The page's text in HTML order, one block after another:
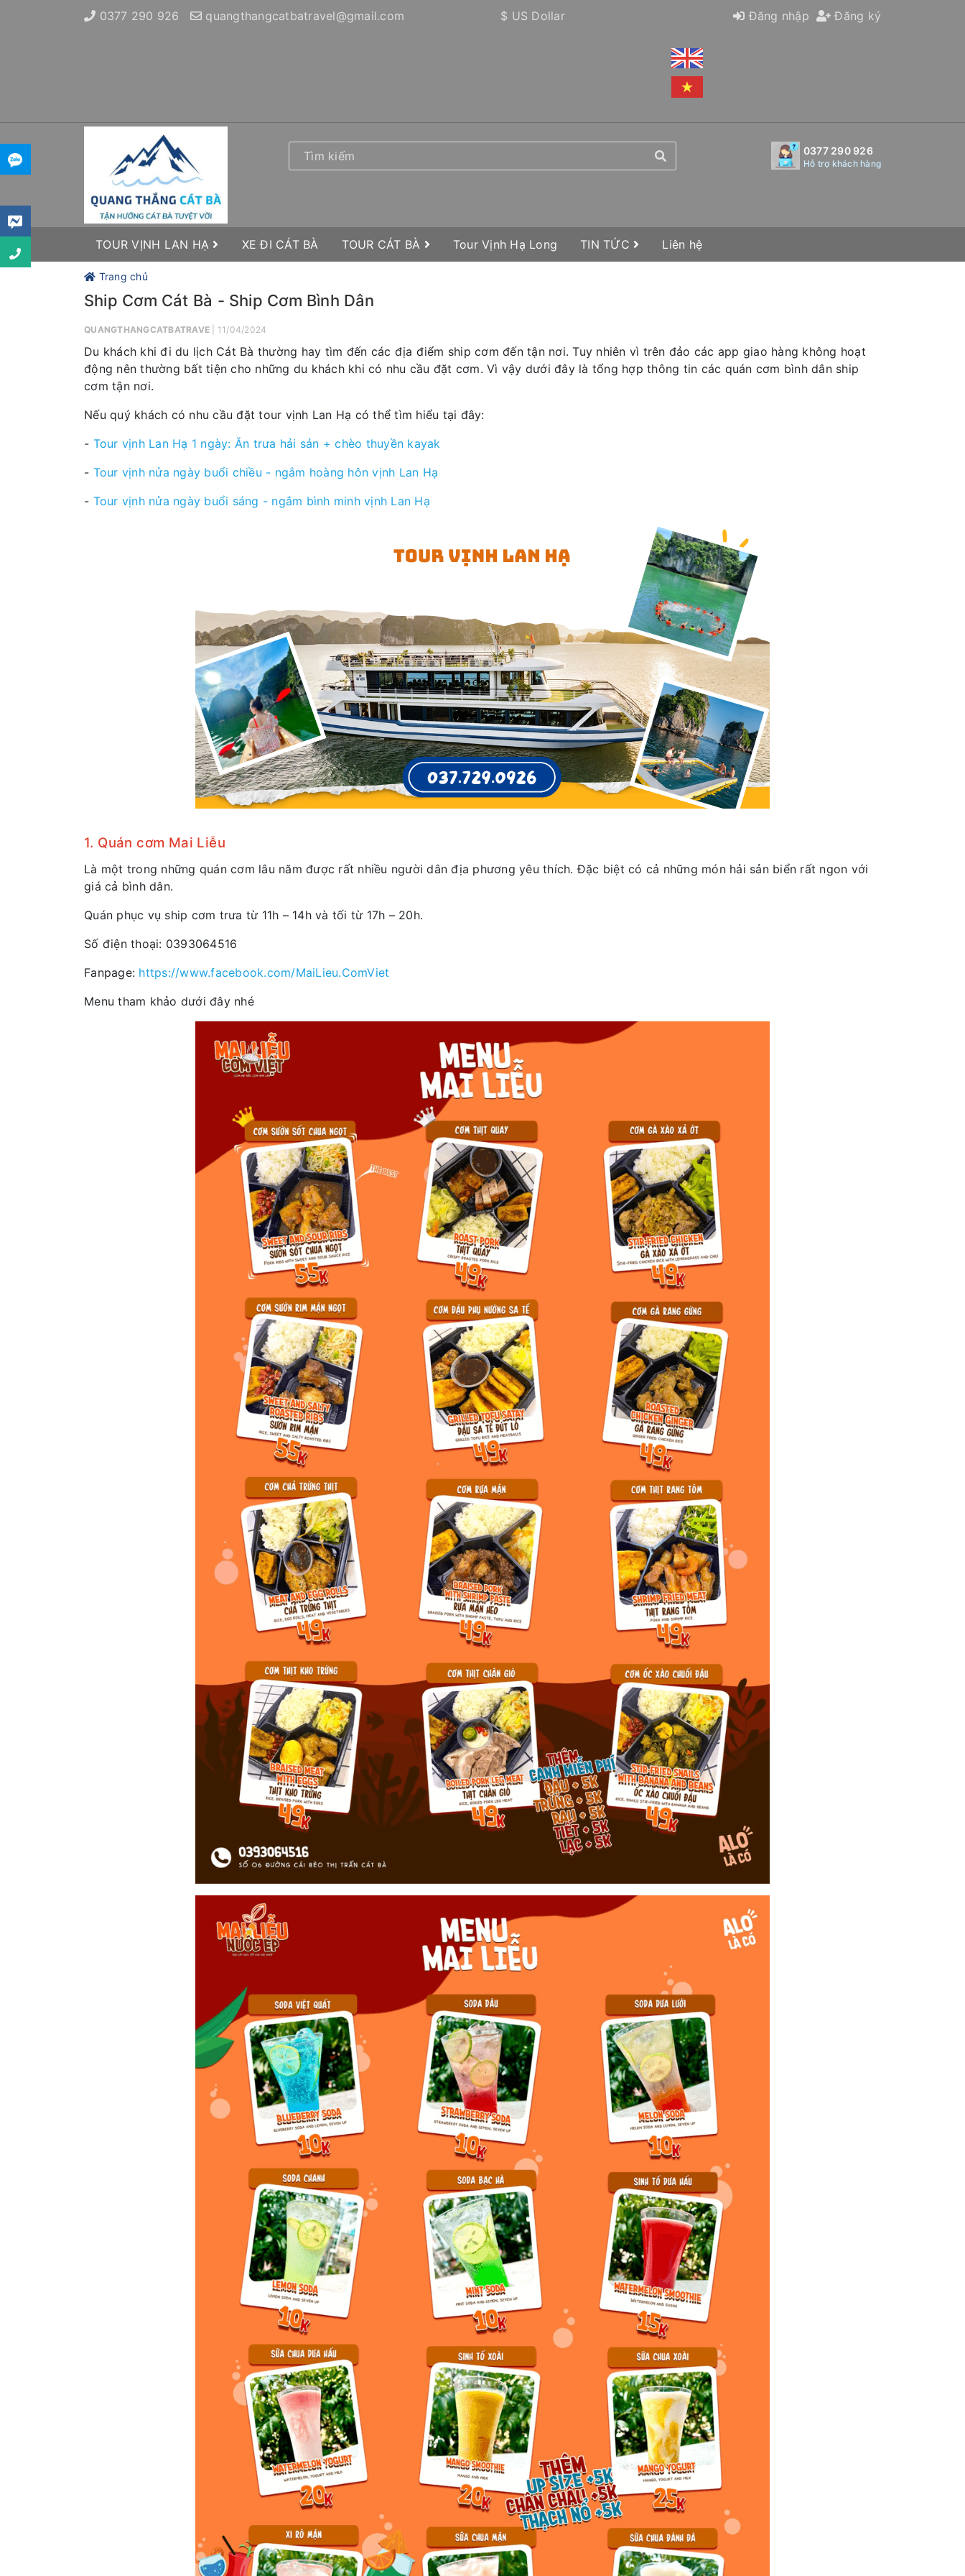
0377 290 926 quangthangcatbatravel@gmail.com Đăng nhập Đăng ký
$ US Dollar
0377 290 926
Hỗ trợ khách hàng
TOUR VỊNH LAN HẠ XE ĐI CÁT BÀ TOUR CÁT BÀ Tour Vịnh Hạ Long TIN TỨC Liên hệ
Trang chủ
Ship Cơm Cát Bà - Ship Cơm Bình Dân
QUANGTHANGCATBATRAVE | 11/04/2024
Du khách khi đi du lịch Cát Bà thường hay tìm đến các địa điểm ship cơm đến tận nơi. Tuy nhiên vì trên đảo các app giao hàng không hoạt
động nên thường bất tiện cho những du khách khi có nhu cầu đặt cơm. Vì vậy dưới đây là tổng hợp thông tin các quán cơm bình dân ship
cơm tận nơi.
Nếu quý khách có nhu cầu đặt tour vịnh Lan Hạ có thể tìm hiểu tại đây:
- Tour vịnh Lan Hạ 1 ngày: Ăn trưa hải sản + chèo thuyền kayak
- Tour vịnh nửa ngày buổi chiều - ngắm hoàng hôn vịnh Lan Hạ
- Tour vịnh nửa ngày buổi sáng - ngắm bình minh vịnh Lan Hạ
1. Quán cơm Mai Liễu
Là một trong những quán cơm lâu năm được rất nhiều người dân địa phương yêu thích. Đặc biệt có cả những món hải sản biển rất ngon với
giá cả bình dân.
Quán phục vụ ship cơm trưa từ 11h – 14h và tối từ 17h – 20h.
Số điện thoại: 0393064516
Fanpage: https://www.facebook.com/MaiLieu.ComViet
Menu tham khảo dưới đây nhé